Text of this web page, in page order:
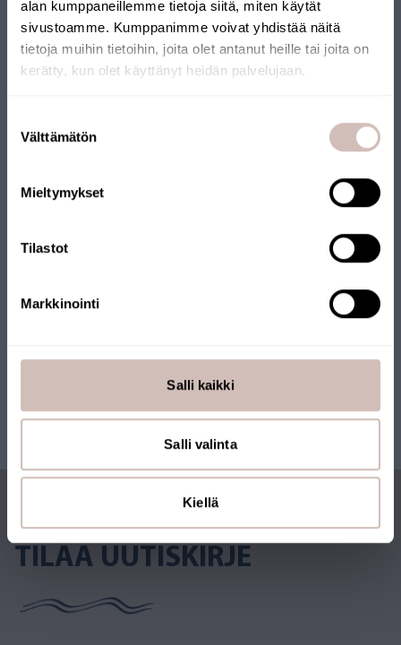
alan kumppaneillemme tietoja siitä, miten käytät
sivustoamme. Kumppanimme voivat yhdistää näitä
tietoja muihin tietoihin, joita olet antanut heille tai joita on
kerätty, kun olet käyttänyt heidän palvelujaan.
valinta
Välttämätön
Mieltymykset
Tilastot
Markkinointi
Salli kaikki
Salli valinta
Kiellä
SUOMALAINEN
Verkkokaupallemme on myönnetty Avainlippu-merkki.
tuotteet Suomesta. Myös monilla tuotteillamme on
TILAA UUTISKIRJE